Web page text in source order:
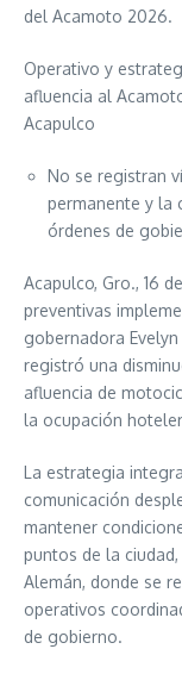
del Acamoto 2026.
Operativo y
afluencia al
Acapulco
No se registran
permanente y la
órdenes de
Acapulco, Gro., 16
preventivas
gobernadora
registró una
afluencia de
la ocupación
La estrategia
comunicación
mantener
puntos de la
Alemán, donde se
operativos
de gobierno.